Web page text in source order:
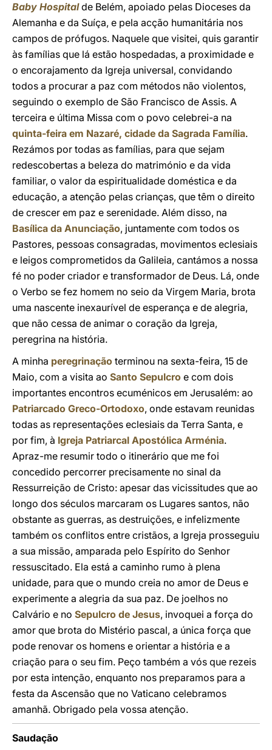
Baby Hospitalde Belém, apoiado pelas Dioceses da
Alemanha e da Suíça, e pela acção humanitária nos
campos de prófugos. Naquele que visitei, quis garantir
às famílias que lá estão hospedadas, a proximidade e
o encorajamento da Igreja universal, convidando
todos a procurar a paz com métodos não violentos,
seguindo o exemplo de São Francisco de Assis. A
terceira e última Missa com o povo celebrei-a na
quinta-feira em Nazaré, cidade da Sagrada Família.
Rezámos por todas as famílias, para que sejam
redescobertas a beleza do matrimónio e da vida
familiar, o valor da espiritualidade doméstica e da
educação, a atenção pelas crianças, que têm o direito
de crescer em paz e serenidade. Além disso, na
Basílica da Anunciação, juntamente com todos os
Pastores, pessoas consagradas, movimentos eclesiais
e leigos comprometidos da Galileia, cantámos a nossa
fé no poder criador e transformador de Deus. Lá, onde
o Verbo se fez homem no seio da Virgem Maria, brota
uma nascente inexaurível de esperança e de alegria,
que não cessa de animar o coração da Igreja,
peregrina na história.
A minha peregrinação terminou na sexta-feira, 15 de
Maio, com a visita ao Santo Sepulcro e com dois
importantes encontros ecuménicos em Jerusalém: ao
Patriarcado Greco-Ortodoxo, onde estavam reunidas
todas as representações eclesiais da Terra Santa, e
por fim, à Igreja Patriarcal Apostólica Arménia.
Apraz-me resumir todo o itinerário que me foi
concedido percorrer precisamente no sinal da
Ressurreição de Cristo: apesar das vicissitudes que ao
longo dos séculos marcaram os Lugares santos, não
obstante as guerras, as destruições, e infelizmente
também os conflitos entre cristãos, a Igreja prosseguiu
a sua missão, amparada pelo Espírito do Senhor
ressuscitado. Ela está a caminho rumo à plena
unidade, para que o mundo creia no amor de Deus e
experimente a alegria da sua paz. De joelhos no
Calvário e no Sepulcro de Jesus, invoquei a força do
amor que brota do Mistério pascal, a única força que
pode renovar os homens e orientar a história e a
criação para o seu fim. Peço também a vós que rezeis
por esta intenção, enquanto nos preparamos para a
festa da Ascensão que no Vaticano celebramos
amanhã. Obrigado pela vossa atenção.
Saudação